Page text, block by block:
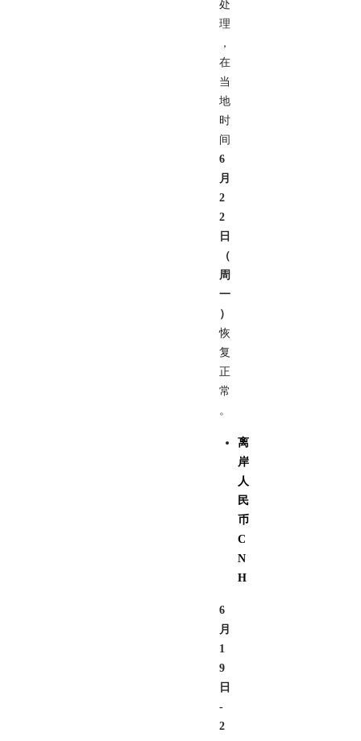
处
理
，
在
当
地
时
间
6
月
2
2
日
（
周
一
）
恢
复
正
常
。
离
岸
人
民
币
C
N
H
6
月
1
9
日
-
2